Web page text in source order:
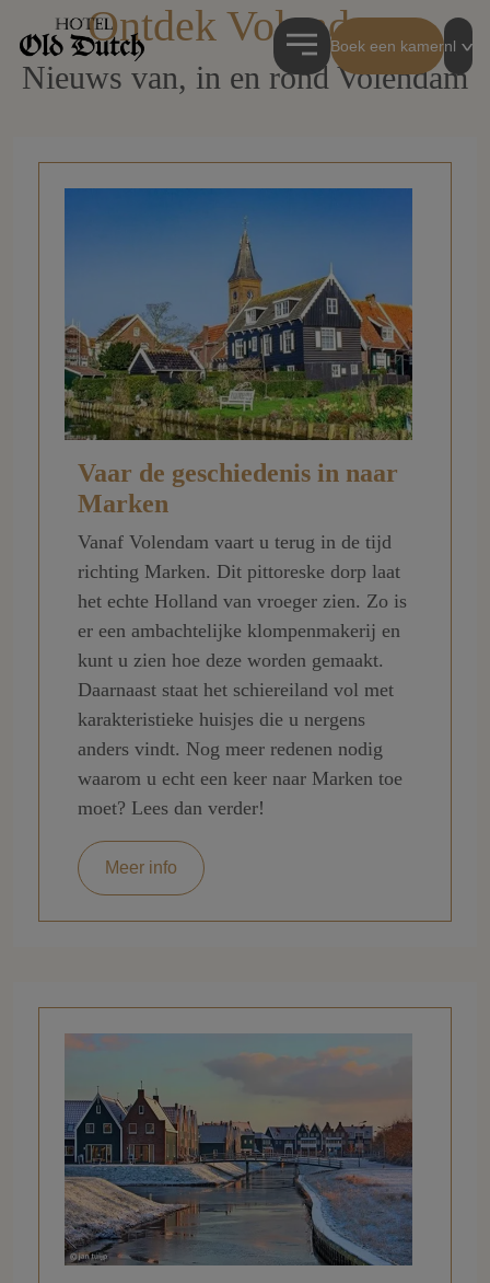
Boek een kamernl
Ontdek Volendam
Nieuws van, in en rond Volendam
Vaar de geschiedenis in naar
Marken
Vanaf Volendam vaart u terug in de tijd
richting Marken. Dit pittoreske dorp laat
het echte Holland van vroeger zien. Zo is
er een ambachtelijke klompenmakerij en
kunt u zien hoe deze worden gemaakt.
Daarnaast staat het schiereiland vol met
karakteristieke huisjes die u nergens
anders vindt. Nog meer redenen nodig
waarom u echt een keer naar Marken toe
moet? Lees dan verder!
Meer info